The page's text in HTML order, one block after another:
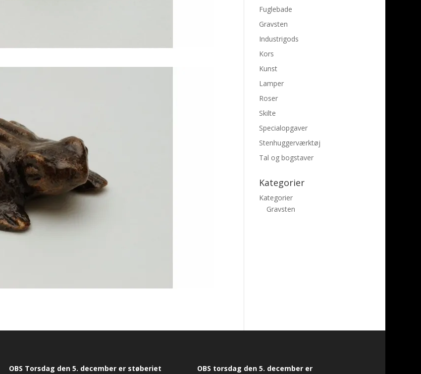
Fuglebade
Gravsten
Industrigods
Kors
Kunst
Lamper
Roser
Skilte
Specialopgaver
Stenhuggerværktøj
Tal og bogstaver
Kategorier
Kategorier
Gravsten
OBS Torsdag den 5. december er støberiet
OBS torsdag den 5. december er